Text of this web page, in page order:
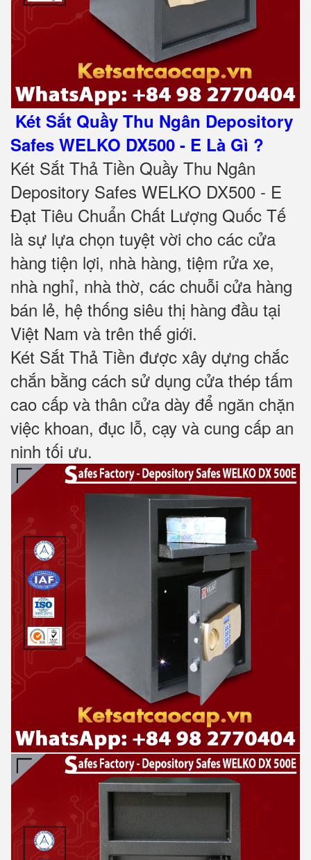
Két Sắt Quầy Thu Ngân Depository
Safes WELKO DX500 - E Là Gì ?
Két Sắt Thả Tiền Quầy Thu Ngân
Depository Safes WELKO DX500 - E
Đạt Tiêu Chuẩn Chất Lượng Quốc Tế
là sự lựa chọn tuyệt vời cho các cửa
hàng tiện lợi, nhà hàng, tiệm rửa xe,
nhà nghỉ, nhà thờ, các chuỗi cửa hàng
bán lẻ, hệ thống siêu thị hàng đầu tại
Việt Nam và trên thế giới.
Két Sắt Thả Tiền được xây dựng chắc
chắn bằng cách sử dụng cửa thép tấm
cao cấp và thân cửa dày để ngăn chặn
việc khoan, đục lỗ, cạy và cung cấp an
ninh tối ưu.